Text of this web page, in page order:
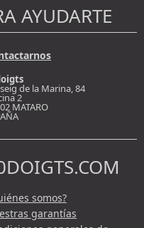
AYUDARTE
de la Marina, 84
2
MATARO
somos?
garantías